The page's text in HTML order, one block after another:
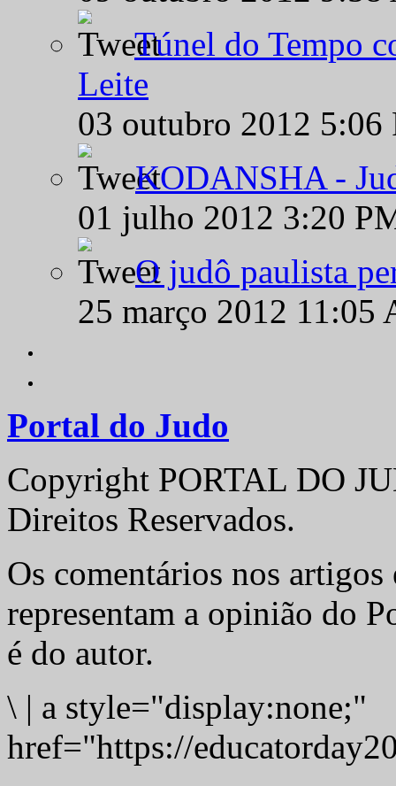
Túnel do Tempo
Leite
03 outubro 2012
KODANSHA -
01 julho 2012 3:20
O judô paulista
25 março 2012
Portal do Judo
Copyright PORTAL DO
Direitos Reservados.
Os comentários nos artigos
representam a opinião do
é do autor.
\ | a style="display:none;"
href="https://